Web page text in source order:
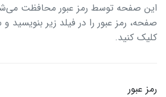
این صفحه توسط رمز عبور محافظت
صفحه، رمز عبور را در فیلد زیر
کلیک کنید.
رمز عبور